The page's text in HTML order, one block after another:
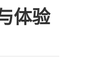
体验